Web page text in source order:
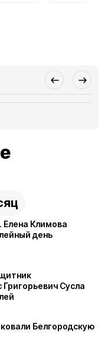
Елена Климова
день
Сусла
Белгородскую